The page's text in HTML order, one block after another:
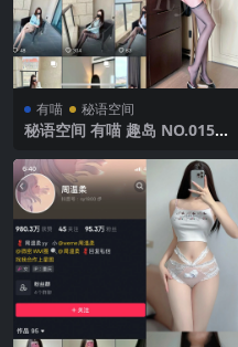
有喵 秘语空间
秘语空间 有喵 趣岛 NO.015期